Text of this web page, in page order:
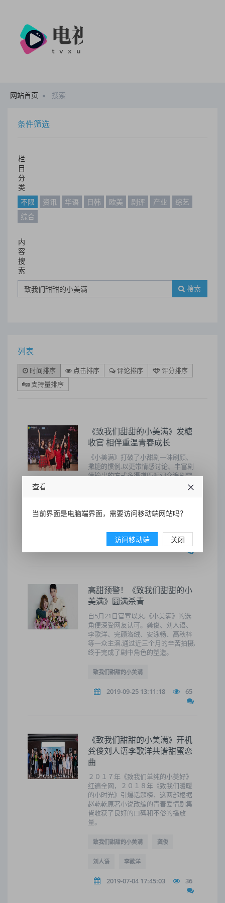
网站首页 搜索
条件筛选
栏
目
分
类
不限
资讯 华语 日韩 欧美 剧评 产业
综艺
综合
内
容
搜
索
搜索
列表
时间排序 点击排序 评论排序
评分排序
支持量排序
《致我们甜甜的小美满》发糖
收官 相伴重温青春成长
《小美满》打破了小甜剧一味刷颜、
撒糖的惯例,以更带情感讨论、丰富剧
情输出的方式多渠道匹配观众追剧需
求。大家跟随着“南方大学”的暖甜系成
长故事,重温了一次“糖逗”气质的缤纷
2020-05-15 12:55:32
高甜预警！《致我们甜甜的小
美满》圆满杀青
自5月21日官宣以来,《小美满》的选
角便深受网友认可。龚俊、刘人语、
李歌洋、完颜洛绒、安泳畅、高秋梓
等一众主演,通过近三个月的辛苦拍摄,
终于完成了剧中角色的塑造。
致我们甜甜的小美满
2019-09-25 13:11:18 65
《致我们甜甜的小美满》开机
龚俊刘人语李歌洋共谱甜蜜恋
曲
２０１７年《致我们单纯的小美好》
红遍全网，２０１８年《致我们暖暖
的小时光》引爆话题榜，这两部根据
赵乾乾原著小说改编的青春爱情剧集
皆收获了良好的口碑和不俗的播放
量。
致我们甜甜的小美满 龚俊
刘人语 李歌洋
2019-07-04 17:45:03 36
查看
当前界面是电脑端界面，需要访问移动端网站吗？
访问移动端 关闭